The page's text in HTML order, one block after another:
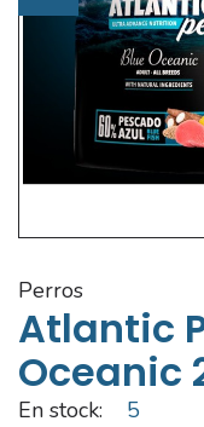
perros
Atlantic
Oceanic
En stock: 5